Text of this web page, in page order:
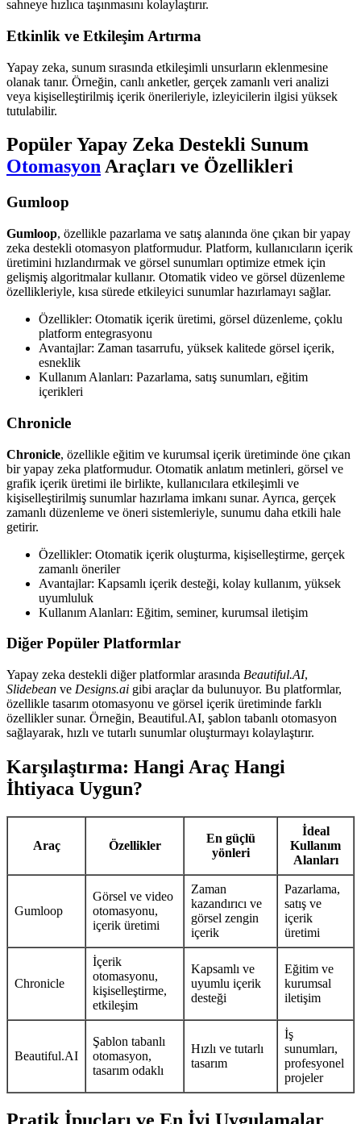
sahneye hızlıca taşınmasını kolaylaştırır.
Etkinlik ve Etkileşim Artırma
Yapay zeka, sunum sırasında etkileşimli unsurların eklenmesine
olanak tanır. Örneğin, canlı anketler, gerçek zamanlı veri analizi
veya kişiselleştirilmiş içerik önerileriyle, izleyicilerin ilgisi yüksek
tutulabilir.
Popüler Yapay Zeka Destekli Sunum
OtomasyonAraçları ve Özellikleri
Gumloop
Gumloop, özellikle pazarlama ve satış alanında öne çıkan bir yapay
zeka destekli otomasyon platformudur. Platform, kullanıcıların içerik
üretimini hızlandırmak ve görsel sunumları optimize etmek için
gelişmiş algoritmalar kullanır. Otomatik video ve görsel düzenleme
özellikleriyle, kısa sürede etkileyici sunumlar hazırlamayı sağlar.
Özellikler: Otomatik içerik üretimi, görsel düzenleme, çoklu
platform entegrasyonu
Avantajlar: Zaman tasarrufu, yüksek kalitede görsel içerik,
esneklik
Kullanım Alanları: Pazarlama, satış sunumları, eğitim
içerikleri
Chronicle
Chronicle, özellikle eğitim ve kurumsal içerik üretiminde öne çıkan
bir yapay zeka platformudur. Otomatik anlatım metinleri, görsel ve
grafik içerik üretimi ile birlikte, kullanıcılara etkileşimli ve
kişiselleştirilmiş sunumlar hazırlama imkanı sunar. Ayrıca, gerçek
zamanlı düzenleme ve öneri sistemleriyle, sunumu daha etkili hale
getirir.
Özellikler: Otomatik içerik oluşturma, kişiselleştirme, gerçek
zamanlı öneriler
Avantajlar: Kapsamlı içerik desteği, kolay kullanım, yüksek
uyumluluk
Kullanım Alanları: Eğitim, seminer, kurumsal iletişim
Diğer Popüler Platformlar
Yapay zeka destekli diğer platformlar arasında Beautiful.AI,
Slidebean ve Designs.ai gibi araçlar da bulunuyor. Bu platformlar,
özellikle tasarım otomasyonu ve görsel içerik üretiminde farklı
özellikler sunar. Örneğin, Beautiful.AI, şablon tabanlı otomasyon
sağlayarak, hızlı ve tutarlı sunumlar oluşturmayı kolaylaştırır.
Karşılaştırma: Hangi Araç Hangi
İhtiyaca Uygun?
Araç Özellikler
En güçlü
yönleri
İdeal
Kullanım
Alanları
Gumloop
Görsel ve video
otomasyonu,
içerik üretimi
Zaman
kazandırıcı ve
görsel zengin
içerik
Pazarlama,
satış ve
içerik
üretimi
Chronicle
İçerik
otomasyonu,
kişiselleştirme,
etkileşim
Kapsamlı ve
uyumlu içerik
desteği
Eğitim ve
kurumsal
iletişim
Beautiful.AI
Şablon tabanlı
otomasyon,
tasarım odaklı
Hızlı ve tutarlı
tasarım
İş
sunumları,
profesyonel
projeler
Pratik İpuçları ve En İyi Uygulamalar